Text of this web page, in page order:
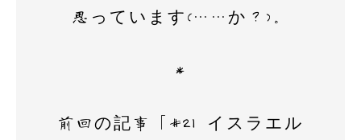
思っています(……か？)。
＊
前回の記事「#21 イスラエル